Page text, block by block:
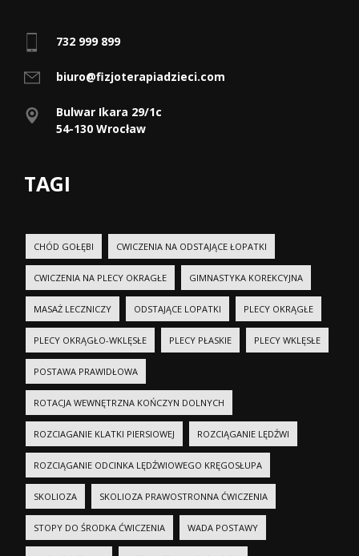
732 999 899
biuro@fizjoterapiadzieci.com
Bulwar Ikara 29/1c
54-130 Wrocław
TAGI
CHÓD GOŁĘBI CWICZENIA NA ODSTAJĄCE ŁOPATKI
CWICZENIA NA PLECY OKRAGŁE GIMNASTYKA KOREKCYJNA
MASAŻ LECZNICZY ODSTAJĄCE LOPATKI PLECY OKRĄGŁE
PLECY OKRĄGŁO-WKLĘSŁE PLECY PŁASKIE PLECY WKLĘSŁE
POSTAWA PRAWIDŁOWA
ROTACJA WEWNĘTRZNA KOŃCZYN DOLNYCH
ROZCIAGANIE KLATKI PIERSIOWEJ ROZCIĄGANIE LĘDŹWI
ROZCIĄGANIE ODCINKA LĘDŹWIOWEGO KRĘGOSŁUPA
SKOLIOZA SKOLIOZA PRAWOSTRONNA ĆWICZENIA
STOPY DO ŚRODKA ĆWICZENIA WADA POSTAWY